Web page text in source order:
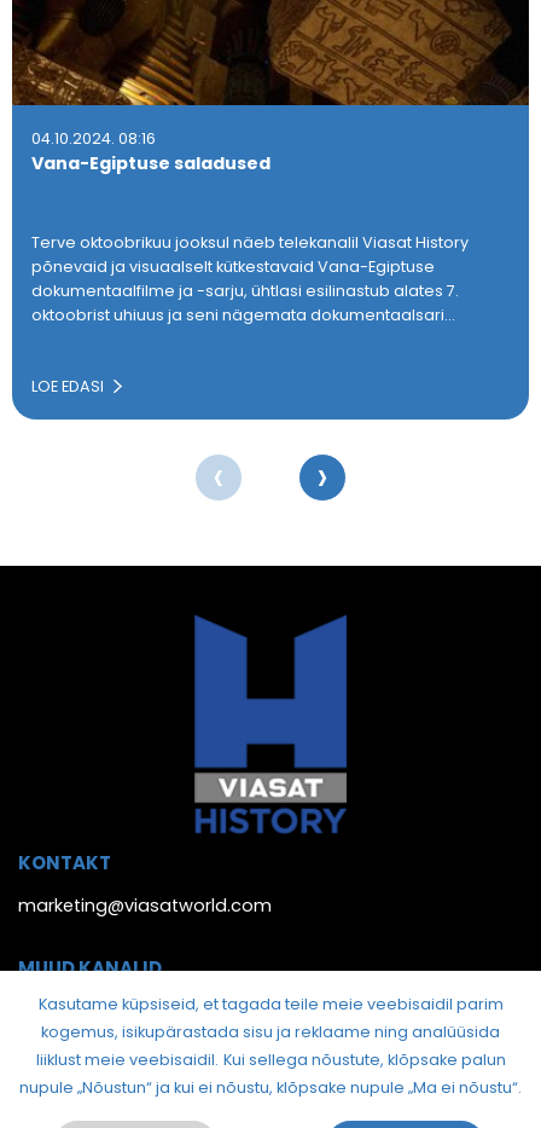
04.10.2024. 08:16
Vana-Egiptuse saladused
Terve oktoobrikuu jooksul näeb telekanalil Viasat History
põnevaid ja visuaalselt kütkestavaid Vana-Egiptuse
dokumentaalfilme ja -sarju, ühtlasi esilinastub alates 7.
oktoobrist uhiuus ja seni nägemata dokumentaalsari…
LOE EDASI
‹ ›
KONTAKT
marketing@viasatworld.com
MUUD KANALID
Kasutame küpsiseid, et tagada teile meie veebisaidil parim
kogemus, isikupärastada sisu ja reklaame ning analüüsida
liiklust meie veebisaidil. Kui sellega nõustute, klõpsake palun
nupule „Nõustun“ ja kui ei nõustu, klõpsake nupule „Ma ei nõustu“.